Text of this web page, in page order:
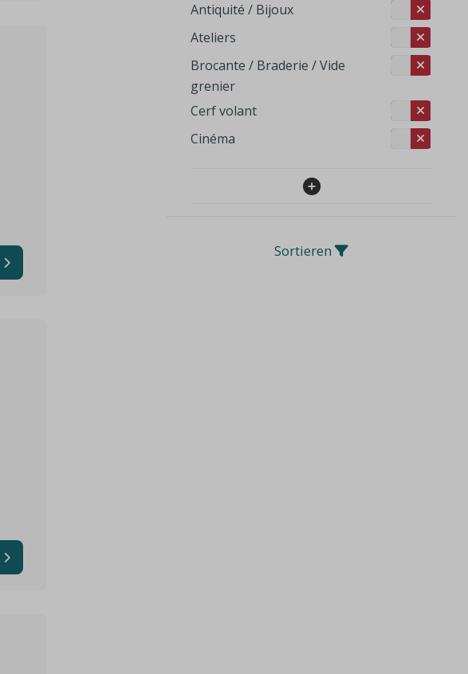
Antiquité / Bijoux
Ateliers
Brocante / Braderie / Vide
grenier
Cerf volant
Cinéma
Sortieren